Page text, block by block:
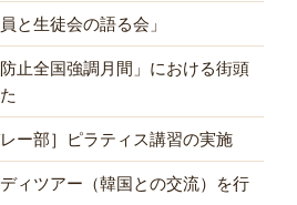
と生徒会の語る会」
止全国強調月間」における街頭
ー部］ピラティス講習の実施
ィツアー（韓国との交流）を行